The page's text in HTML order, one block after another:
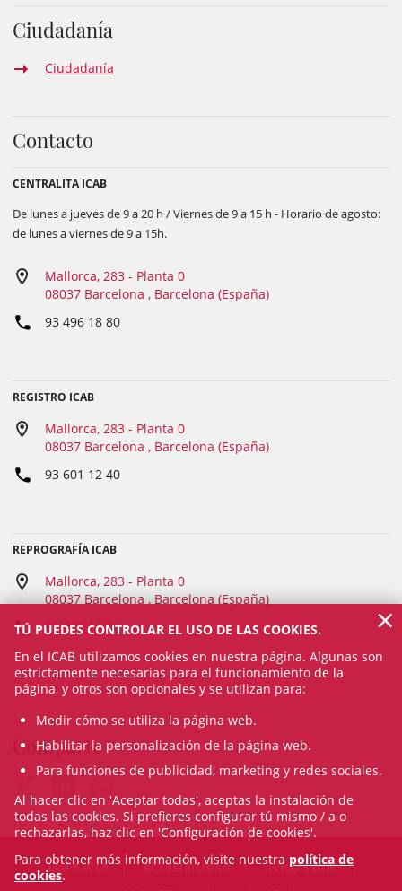
Ciudadanía
Ciudadanía
Contacto
CENTRALITA ICAB
De lunes a jueves de 9 a 20 h / Viernes de 9 a 15 h - Horario de agosto:
de lunes a viernes de 9 a 15h.
Mallorca, 283 - Planta 0
08037 Barcelona , Barcelona (España)
93 496 18 80
REGISTRO ICAB
Mallorca, 283 - Planta 0
08037 Barcelona , Barcelona (España)
93 601 12 40
REPROGRAFÍA ICAB
Mallorca, 283 - Planta 0
08037 Barcelona , Barcelona (España)
93 601 12 36
Comparte
MAPA WEB ACCESIBILIDAD
AVISO LEGAL
TÚ PUEDES CONTROLAR EL USO DE LAS COOKIES.
En el ICAB utilizamos cookies en nuestra página. Algunas son
estrictamente necesarias para el funcionamiento de la
página, y otros son opcionales y se utilizan para:
Medir cómo se utiliza la página web.
Habilitar la personalización de la página web.
Para funciones de publicidad, marketing y redes sociales.
Al hacer clic en 'Aceptar todas', aceptas la instalación de
todas las cookies. Si prefieres configurar tú mismo / a o
rechazarlas, haz clic en 'Configuración de cookies'.
Para obtener más información, visite nuestra política de
cookies.
×